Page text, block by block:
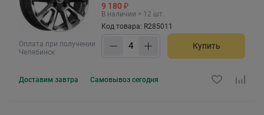
Оплата при получении
Челябинск
9 180 ₽
В наличии > 12 шт.
Код товара: R285011
Купить
Доставим завтра Самовывоз сегодня